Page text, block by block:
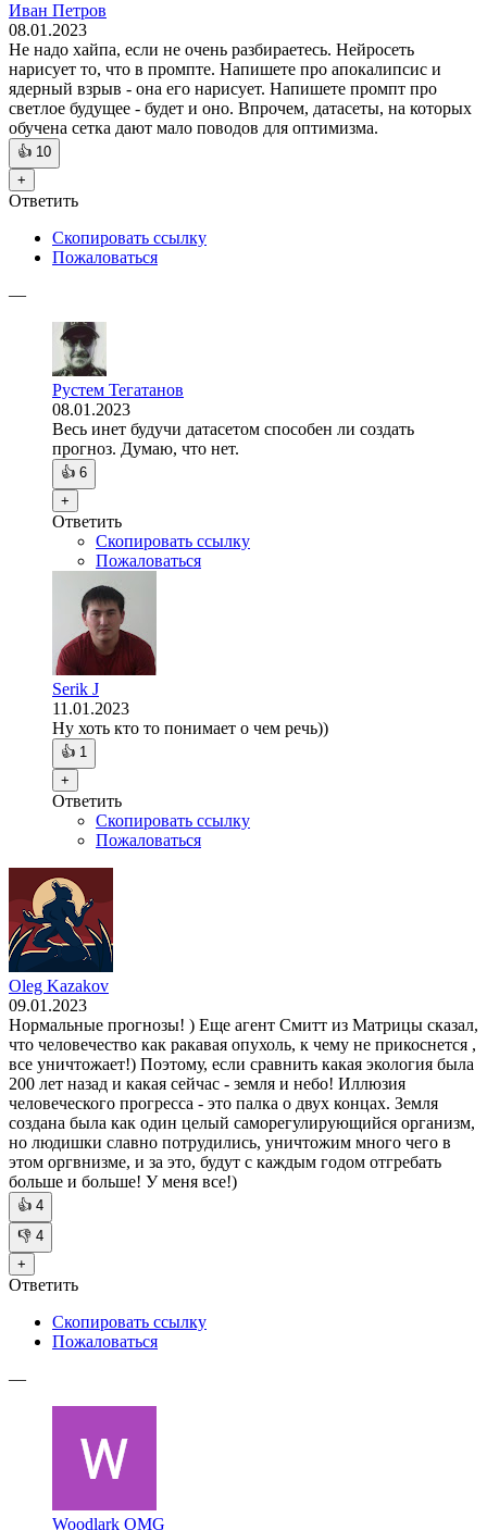
Иван Петров
08.01.2023
Не надо хайпа, если не очень разбираетесь. Нейросеть
нарисует то, что в промпте. Напишете про апокалипсис и
ядерный взрыв - она его нарисует. Напишете промпт про
светлое будущее - будет и оно. Впрочем, датасеты, на которых
обучена сетка дают мало поводов для оптимизма.
👍 10
+
Ответить
Скопировать ссылку
Пожаловаться
—
Рустем Тегатанов
08.01.2023
Весь инет будучи датасетом способен ли создать
прогноз. Думаю, что нет.
👍 6
+
Ответить
Скопировать ссылку
Пожаловаться
Serik J
11.01.2023
Ну хоть кто то понимает о чем речь))
👍 1
+
Ответить
Скопировать ссылку
Пожаловаться
Oleg Kazakov
09.01.2023
Нормальные прогнозы! ) Еще агент Смитт из Матрицы сказал,
что человечество как ракавая опухоль, к чему не прикоснется ,
все уничтожает!) Поэтому, если сравнить какая экология была
200 лет назад и какая сейчас - земля и небо! Иллюзия
человеческого прогресса - это палка о двух концах. Земля
создана была как один целый саморегулирующийся организм,
но людишки славно потрудились, уничтожим много чего в
этом оргвнизме, и за это, будут с каждым годом отгребать
больше и больше! У меня все!)
👍 4
👎 4
+
Ответить
Скопировать ссылку
Пожаловаться
—
Woodlark OMG